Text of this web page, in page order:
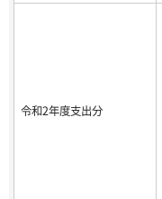
令和2年度支出分